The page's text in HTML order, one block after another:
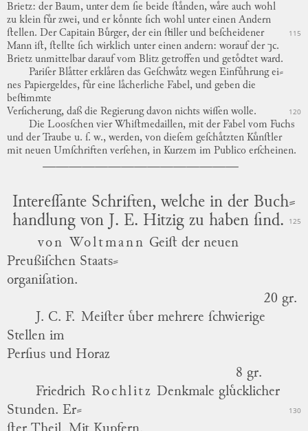
Brietz: der Baum, unter dem ſie beide ſtaͤnden, waͤre auch wohl
zu klein fuͤr zwei, und er koͤnnte ſich wohl unter einen Andern
ſtellen. Der Capitain Buͤrger, der ein ſtiller und beſcheidener 115
Mann iſt, ſtellte ſich wirklich unter einen andern: worauf der⁊c.
Brietz unmittelbar darauf vom Blitz getroffen und getoͤdtet ward.
Pariſer Blaͤtter erklaͤren das Geſchwaͤtz wegen Einfuͤhrungei⸗
nes Papiergeldes, fuͤr eine laͤcherliche Fabel, und geben die
beſtimmte
Verſicherung, daß die Regierung davon nichts wiſſen wolle.
120
Die Loosſchen vier Whiſtmedaillen, mit der Fabel vom Fuchs
und der Traube u. ſ. w., werden, von dieſem geſchaͤtzten Kuͤnſtler
mit neuen Umſchriften verſehen, in Kurzem im Publico erſcheinen.
Intereſſante Schriften, welche in der Buch⸗
handlungvon J. E. Hitzigzu haben ſind. 125
von Woltmann Geiſt der neuen
Preußiſchen Staats⸗
organiſation.
20 gr.
J. C. F. Meiſteruͤber mehrere ſchwierige
Stellen im
Perſius und Horaz
8 gr.
Friedrich Rochlitz Denkmale gluͤcklicher
Stunden. Er⸗ 130